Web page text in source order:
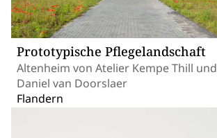
Prototypische Pflegelandschaft
Altenheim von Atelier Kempe Thill und
Daniel van Doorslaer
Flandern